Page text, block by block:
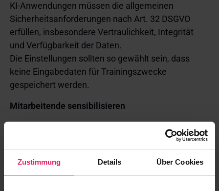
Zustimmung Details Über Cookies
KI-Anwendungen müssen die allgemeinen
Sicherheitsanforderungen nach Art. 32 DSGVO
erfüllen, insbesondere Vertraulichkeit, Integrität
und Verfügbarkeit der Daten.
Die Einstellungen sollten so gewählt sein, dass
keine Eingabedaten für Trainingszwecke
gespeichert werden.
Mitarbeitende sensibilisieren
Schulungen sind entscheidend, um Risiken zu
Datenschutz und helfen, Fehler im Umgang mit KI